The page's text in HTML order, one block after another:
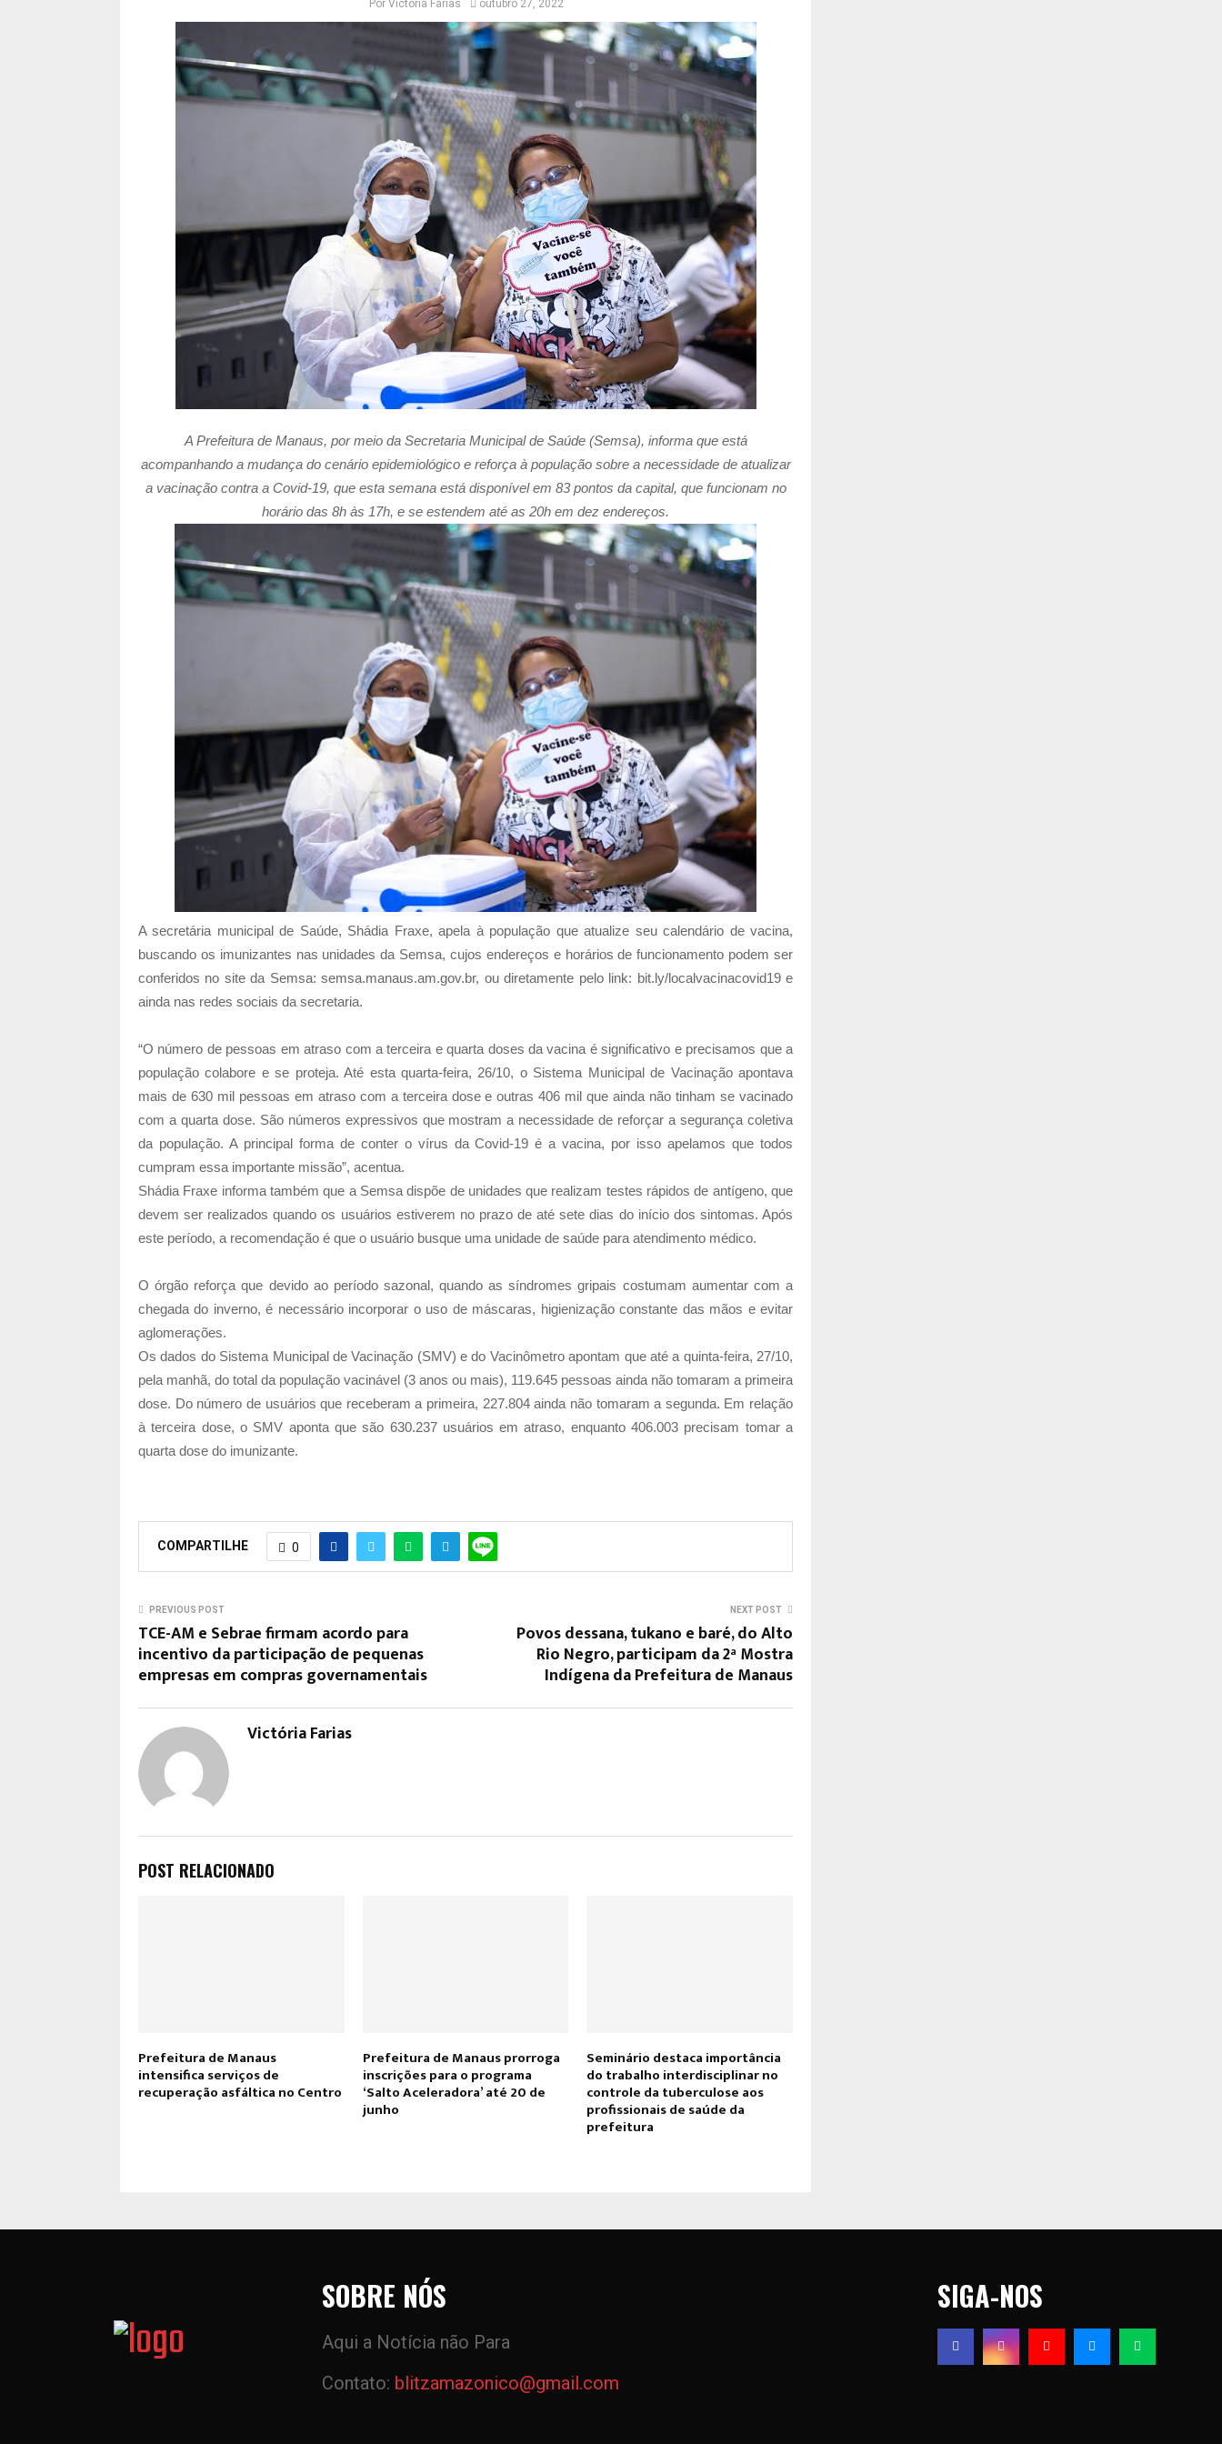
Por Victória Farias outubro 27, 2022
A Prefeitura de Manaus, por meio da Secretaria Municipal de Saúde (Semsa), informa que está
acompanhando a mudança do cenário epidemiológico e reforça à população sobre a necessidade de atualizar
a vacinação contra a Covid-19, que esta semana está disponível em 83 pontos da capital, que funcionam no
horário das 8h às 17h, e se estendem até as 20h em dez endereços.
A secretária municipal de Saúde, Shádia Fraxe, apela à população que atualize seu calendário de vacina,
buscando os imunizantes nas unidades da Semsa, cujos endereços e horários de funcionamento podem ser
conferidos no site da Semsa: semsa.manaus.am.gov.br, ou diretamente pelo link: bit.ly/localvacinacovid19 e
ainda nas redes sociais da secretaria.
“O número de pessoas em atraso com a terceira e quarta doses da vacina é significativo e precisamos que a
população colabore e se proteja. Até esta quarta-feira, 26/10, o Sistema Municipal de Vacinação apontava
mais de 630 mil pessoas em atraso com a terceira dose e outras 406 mil que ainda não tinham se vacinado
com a quarta dose. São números expressivos que mostram a necessidade de reforçar a segurança coletiva
da população. A principal forma de conter o vírus da Covid-19 é a vacina, por isso apelamos que todos
cumpram essa importante missão”, acentua.
Shádia Fraxe informa também que a Semsa dispõe de unidades que realizam testes rápidos de antígeno, que
devem ser realizados quando os usuários estiverem no prazo de até sete dias do início dos sintomas. Após
este período, a recomendação é que o usuário busque uma unidade de saúde para atendimento médico.
O órgão reforça que devido ao período sazonal, quando as síndromes gripais costumam aumentar com a
chegada do inverno, é necessário incorporar o uso de máscaras, higienização constante das mãos e evitar
aglomerações.
Os dados do Sistema Municipal de Vacinação (SMV) e do Vacinômetro apontam que até a quinta-feira, 27/10,
pela manhã, do total da população vacinável (3 anos ou mais), 119.645 pessoas ainda não tomaram a primeira
dose. Do número de usuários que receberam a primeira, 227.804 ainda não tomaram a segunda. Em relação
à terceira dose, o SMV aponta que são 630.237 usuários em atraso, enquanto 406.003 precisam tomar a
quarta dose do imunizante.
COMPARTILHE 0
PREVIOUS POST
​TCE-AM e Sebrae firmam acordo para
incentivo da participação de pequenas
empresas em compras governamentais
NEXT POST
Povos dessana, tukano e baré, do Alto
Rio Negro, participam da 2ª Mostra
Indígena da Prefeitura de Manaus
Victória Farias
POST RELACIONADO
Prefeitura de Manaus
intensifica serviços de
recuperação asfáltica no Centro
Prefeitura de Manaus prorroga
inscrições para o programa
‘Salto Aceleradora’ até 20 de
junho
Seminário destaca importância
do trabalho interdisciplinar no
controle da tuberculose aos
profissionais de saúde da
prefeitura
SOBRE NÓS
Aqui a Notícia não Para
Contato: blitzamazonico@gmail.com
SIGA-NOS